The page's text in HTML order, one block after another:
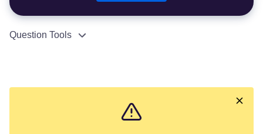
Question Tools